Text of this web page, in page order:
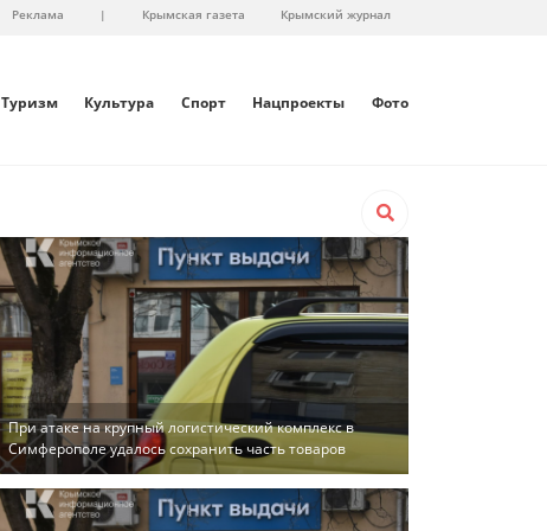
Реклама | Крымская газета Крымский журнал
Туризм Культура Спорт Нацпроекты Фото
При атаке на крупный логистический комплекс в
Симферополе удалось сохранить часть товаров